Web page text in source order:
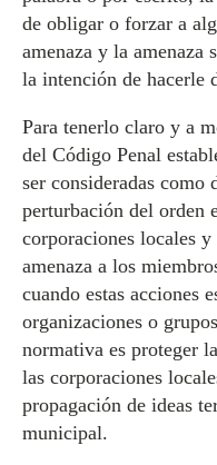
de obligar o forzar a
amenaza y la amenaza
la intención de hacerle
Para tenerlo claro y a
del Código Penal
ser consideradas como
perturbación del orden
corporaciones locales
amenaza a los
cuando estas acciones
organizaciones o
normativa es proteger
las corporaciones
propagación de ideas
municipal.